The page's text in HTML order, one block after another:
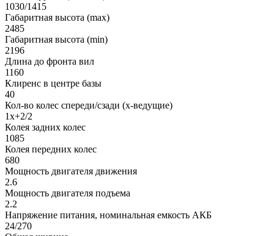
1030/1415
Габаритная высота (max)
2485
Габаритная высота (min)
2196
Длина до фронта вил
1160
Клиренс в центре базы
40
Кол-во колес спереди/сзади (х-ведущие)
1х+2/2
Колея задних колес
1085
Колея передних колес
680
Мощность двигателя движения
2.6
Мощность двигателя подъема
2.2
Напряжение питания, номинальная емкость АКБ
24/270